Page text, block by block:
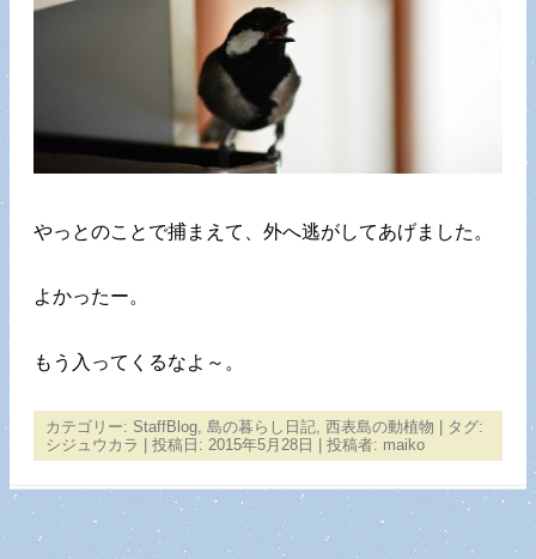
やっとのことで捕まえて、外へ逃がしてあげました。
よかったー。
もう入ってくるなよ～。
カテゴリー: StaffBlog, 島の暮らし日記, 西表島の動植物 | タグ:
シジュウカラ
| 投稿日: 2015年5月28日 投稿者: maiko